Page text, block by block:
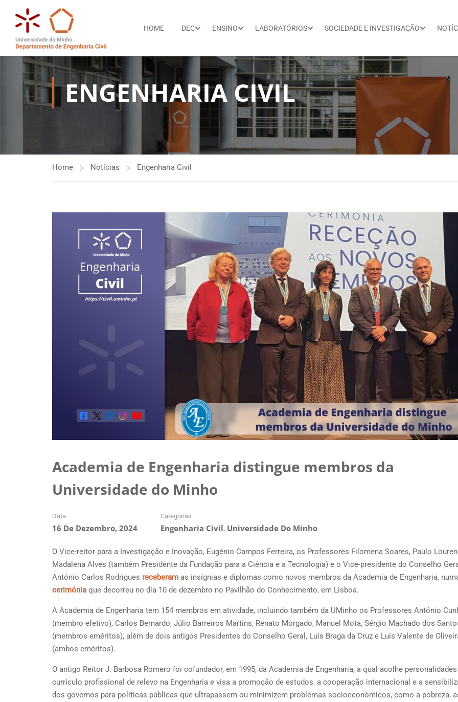
HOME DEC ENSINO LABORATÓRIOS SOCIEDADE E INVESTIGAÇÃO
ENGENHARIA CIVIL
Home Notícias Engenharia Civil
Academia de Engenharia distingue membros da
Universidade do Minho
Data
16 De Dezembro, 2024
Categorias
Engenharia Civil, Universidade Do Minho
O Vice-reitor para a Investigação e Inovação, Eugénio Campos Ferreira, os Professores Filomena Soares, Paulo
Madalena Alves (também Presidente da Fundação para a Ciência e a Tecnologia) e o Vice-presidente do Conselho
António Carlos Rodrigues receberam as insígnias e diplomas como novos membros da Academia de Engenharia,
cerimónia que decorreu no dia 10 de dezembro no Pavilhão do Conhecimento, em Lisboa.
A Academia de Engenharia tem 154 membros em atividade, incluindo também da UMinho os Professores António
(membro efetivo), Carlos Bernardo, Júlio Barreiros Martins, Renato Morgado, Manuel Mota, Sérgio Machado dos
(membros eméritos), além de dois antigos Presidentes do Conselho Geral, Luís Braga da Cruz e Luís Valente de
(ambos eméritos).
O antigo Reitor J. Barbosa Romero foi cofundador, em 1995, da Academia de Engenharia, a qual acolhe
currículo profissional de relevo na Engenharia e visa a promoção de estudos, a cooperação internacional e a
dos governos para políticas públicas que ultrapassem ou minimizem problemas socioeconómicos, como a pobreza,